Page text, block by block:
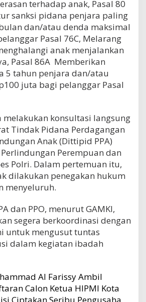
terhadap anak, Pasal 80
sanksi pidana penjara paling
dan/atau denda maksimal
Pasal 76C, Melarang
anak menjalankan
Pasal 86A Memberikan
5 tahun penjara dan/atau
juta bagi pelanggar Pasal
melakukan konsultasi langsung
Tindak Pidana Perdagangan
Anak (Dittipid PPA)
Perempuan dan
Polri. Dalam pertemuan itu,
dilakukan penegakan hukum
menyeluruh.
dan PPO, menurut GAMKI,
segera berkoordinasi dengan
untuk mengusut tuntas
dalam kegiatan ibadah
Al Farissy Ambil
Calon Ketua HIPMI Kota